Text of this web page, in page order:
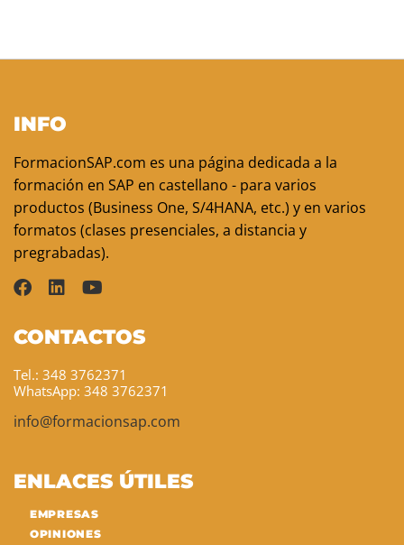
INFO
FormacionSAP.com es una página dedicada a la
formación en SAP en castellano - para varios
productos (Business One, S/4HANA, etc.) y en varios
formatos (clases presenciales, a distancia y
pregrabadas).
CONTACTOS
Tel.: 348 3762371
WhatsApp: 348 3762371
info@formacionsap.com
ENLACES ÚTILES
EMPRESAS
OPINIONES